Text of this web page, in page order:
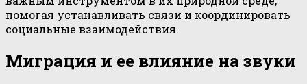
помогая устанавливать связи и координировать
социальные взаимодействия.
Миграция и ее влияние на звуки